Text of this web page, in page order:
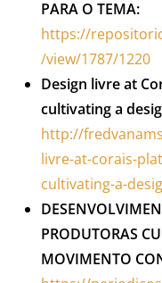
PARA O TEMA:
https://
/view/1787/1220
Design livre at
cultivating a
http://
livre-at-corais-
cultivating-a-
PRODUTORAS
MOVIMENTO